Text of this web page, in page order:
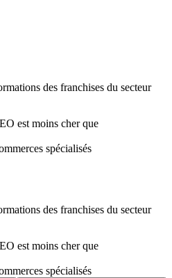
des franchises du secteur
est moins cher que
spécialisés
des franchises du secteur
est moins cher que
spécialisés